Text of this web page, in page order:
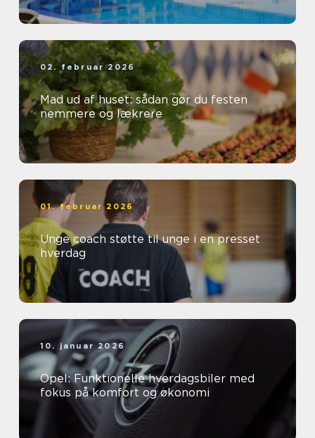
02. februar 2026
Mad ud af huset: sådan gør du festen
nemmere og lækrere
01. februar 2026
Unge coach støtte til unge i en presset
hverdag
10. januar 2026
Opel: Funktionelle hverdagsbiler med
fokus på komfort og økonomi